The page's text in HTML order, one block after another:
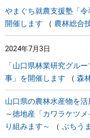
やまぐち就農支援塾「
開催します
農林総合
2024年7月3日
「山口県林業研究グル
事」を開催します
森
山口県の農林水産物を
～徳地産「カワラケツ
り組みます～
ぶちう